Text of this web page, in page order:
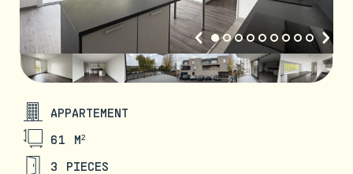
APPARTEMENT
61 M²
3 PIECES